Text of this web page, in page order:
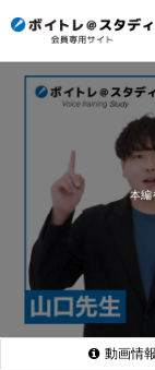
本編
動画情報